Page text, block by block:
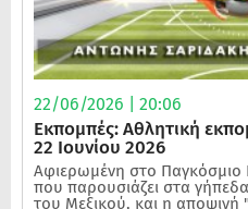
22/06/2026 | 20:06
Εκπομπές: Αθλητική
22 Ιουνίου 2026
Αφιερωμένη στο Παγκόσμιο
που παρουσιάζει στα
του Μεξικού, και η αποψινή